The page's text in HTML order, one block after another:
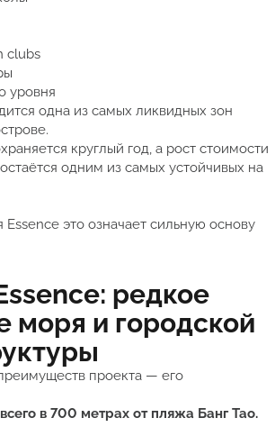
clubs
уровня
одна из самых ликвидных зон
круглый год, а рост стоимости
одним из самых устойчивых на
это означает сильную основу
редкое
моря и городской
проекта — его
в 700 метрах от пляжа Банг Тао.